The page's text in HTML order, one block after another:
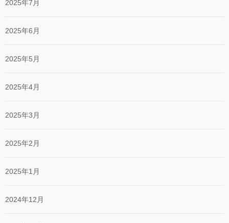
2025年7月
2025年6月
2025年5月
2025年4月
2025年3月
2025年2月
2025年1月
2024年12月